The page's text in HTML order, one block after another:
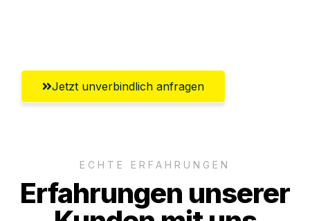
Jetzt unverbindlich anfragen
ECHTE ERFAHRUNGEN
Erfahrungen unserer